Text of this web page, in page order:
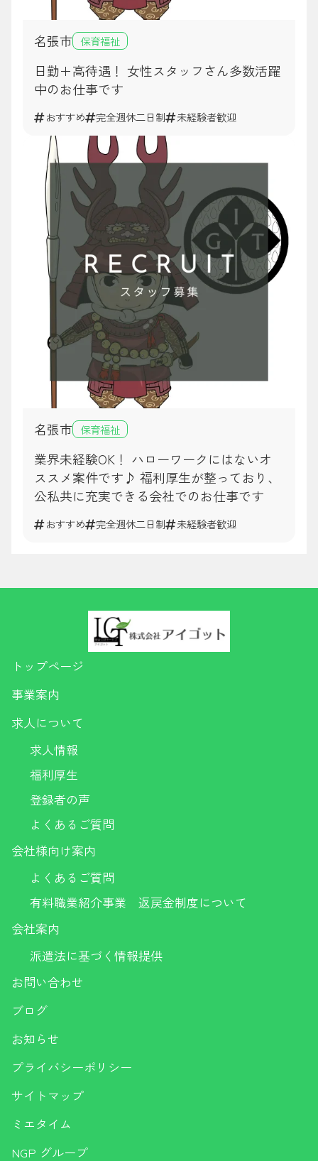
名張市 保育福祉
日勤＋高待遇！ 女性スタッフさん多数活躍
中のお仕事です
おすすめ 完全週休二日制 未経験者歓迎
名張市 保育福祉
業界未経験OK！ ハローワークにはないオ
ススメ案件です♪ 福利厚生が整っており、
公私共に充実できる会社でのお仕事です
おすすめ 完全週休二日制 未経験者歓迎
トップページ
事業案内
求人について
求人情報
福利厚生
登録者の声
よくあるご質問
会社様向け案内
よくあるご質問
有料職業紹介事業 返戻金制度について
会社案内
派遣法に基づく情報提供
お問い合わせ
ブログ
お知らせ
プライバシーポリシー
サイトマップ
ミエタイム
NGP グループ